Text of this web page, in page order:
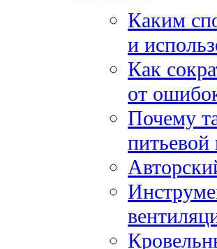
Каким
и
Как
от
Почему
питьевой